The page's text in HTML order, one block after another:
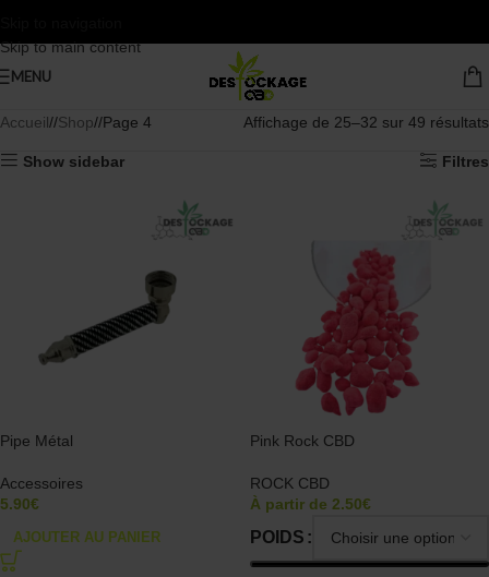
Skip to main content
MENU
Accueil/ Shop/ Page 4 Affichage de 25–32 sur 49 résultats
Show sidebar Filtres
Pipe Métal
Accessoires
5.90€
AJOUTER AU PANIER
Pink Rock CBD
ROCK CBD
À partir de 2.50€
POIDS